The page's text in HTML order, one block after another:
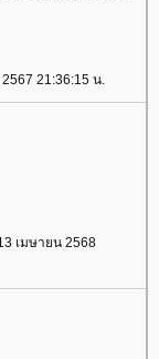
21:36:15 น.
เมษายน 2568